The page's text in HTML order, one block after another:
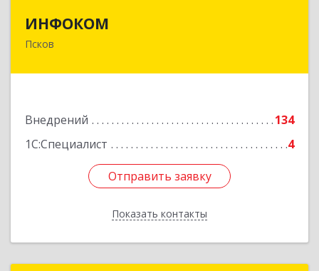
ИНФОКОМ
Псков
Внедрений
134
1С:Специалист
4
Отправить заявку
Показать контакты
180000, Псковская обл, Псков г, Советская ул,
Отправить заявку
Назад